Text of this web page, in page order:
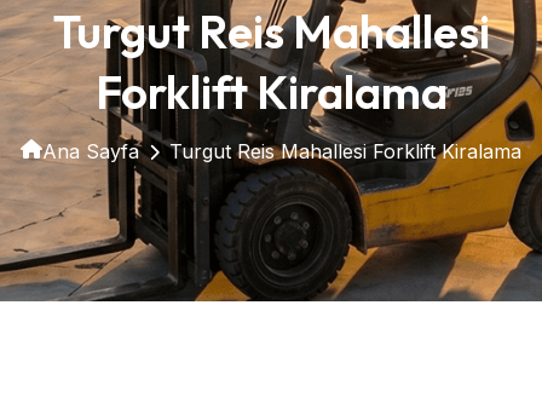
Turgut Reis Mahallesi
Forklift Kiralama
Ana Sayfa Turgut Reis Mahallesi Forklift Kiralama